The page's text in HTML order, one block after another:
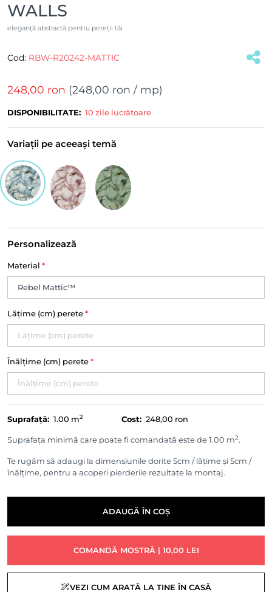
WALLS
eleganță abstractă pentru pereții tăi
Cod: RBW-R20242-MATTIC
248,00 ron (248,00 ron / mp)
DISPONIBILITATE: 10 zile lucrătoare
Variații pe aceeași temă
Personalizează
Material *
Lățime (cm) perete *
Înălțime (cm) perete *
Suprafață: 1.00 m2 Cost: 248,00 ron
Suprafața minimă care poate fi comandată este de 1.00 m2.
Te rugăm să adaugi la dimensiunile dorite 5cm / lățime și 5cm /
înălțime, pentru a acoperi pierderile rezultate la montaj.
ADAUGĂ ÎN COȘ
COMANDĂ MOSTRĂ | 10,00 LEI
VEZI CUM ARATĂ LA TINE ÎN CASĂ